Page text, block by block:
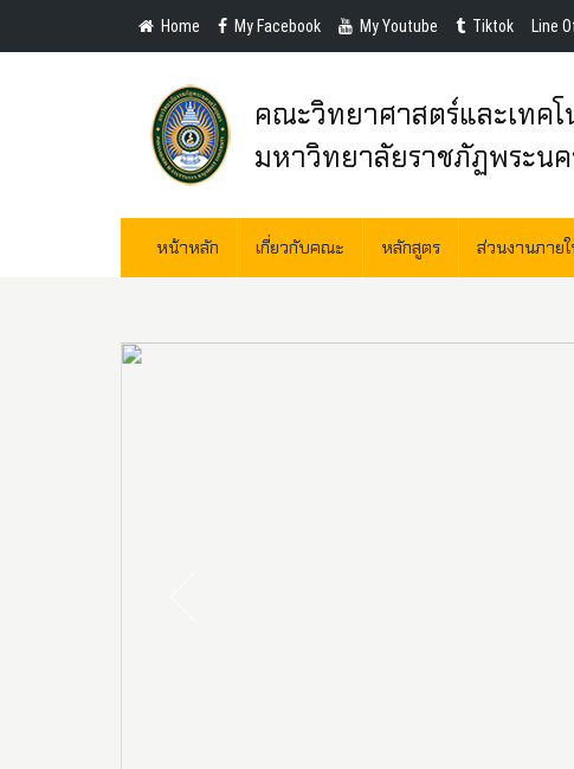
Home My Facebook My Youtube Tiktok Line
คณะวิทยาศาสตร์และเทคโ
มหาวิทยาลัยราชภัฏพระน
หน้าหลัก เกี่ยวกับคณะ หลักสูตร ส่วนงานภาย